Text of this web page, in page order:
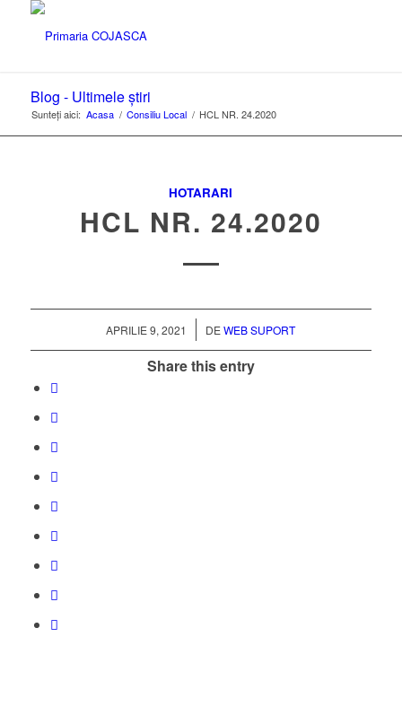
Blog - Ultimele știri
Sunteți aici: Acasa / Consiliu Local / HCL NR. 24.2020
HOTARARI
HCL NR. 24.2020
APRILIE 9, 2021
/ DEWEB SUPORT
Share this entry